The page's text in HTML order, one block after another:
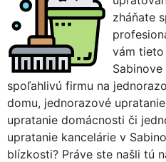
zháňate
vám
spoľahlivú firmu na
domu, jednorazové
upratanie domácnosti či
upratanie kancelárie v
blízkosti? Práve ste našli tú